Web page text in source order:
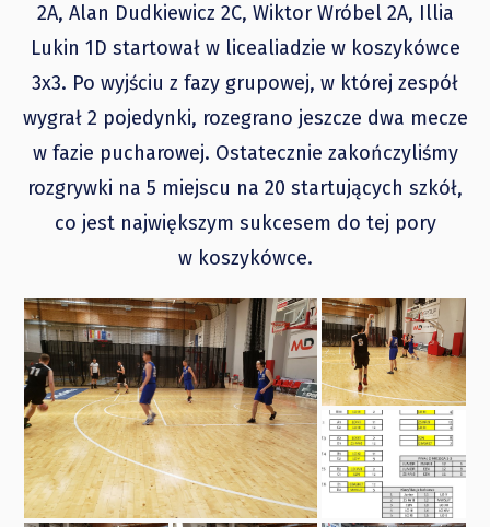
2A, Alan Dudkiewicz 2C, Wiktor Wróbel 2A, Illia
Lukin 1D startował w licealiadzie w koszykówce
3x3. Po wyjściu z fazy grupowej, w której zespół
wygrał 2 pojedynki, rozegrano jeszcze dwa mecze
w fazie pucharowej. Ostatecznie zakończyliśmy
rozgrywki na 5 miejscu na 20 startujących szkół,
co jest największym sukcesem do tej pory
w koszykówce.